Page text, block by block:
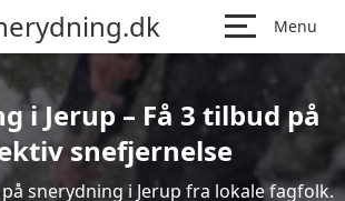
Menu
i Jerup – Få 3 tilbud på
snefjernelse
snerydning i Jerup fra lokale fagfolk.